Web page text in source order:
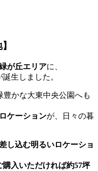
が丘エリアに、
生しました。
豊かな大東中央公園へも
ケーションが、日々の暮
し込む明るいロケーショ
購入いただければ約57坪